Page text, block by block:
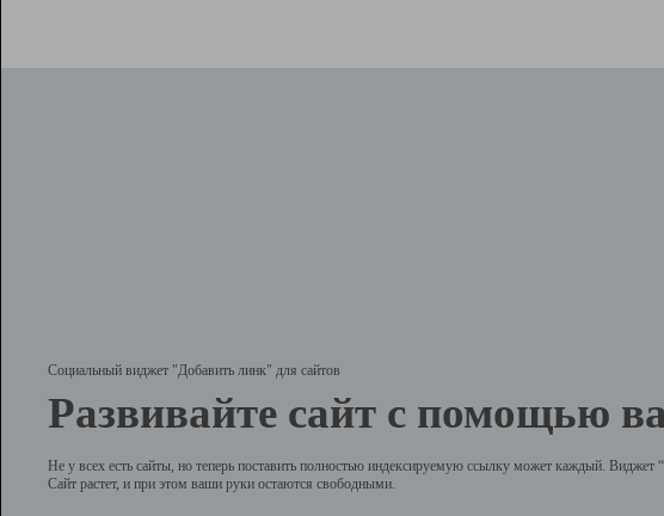
Социальный виджет "Добавить линк" для сайтов
Развивайте сайт с помощью
Не у всех есть сайты, но теперь поставить полностью индексируемую ссылку может каждый. Виджет
Сайт растет, и при этом ваши руки остаются свободными.